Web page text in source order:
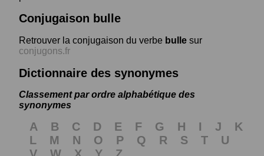
Conjugaison bulle
Retrouver la conjugaison du verbe bulle sur
conjugons.fr
Dictionnaire des synonymes
Classement par ordre alphabétique des
synonymes
A B C D E F G H I J
K
L
M N O P Q R S T
U